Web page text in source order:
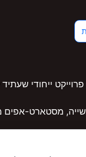
ייחודי
מסטארט-אפים